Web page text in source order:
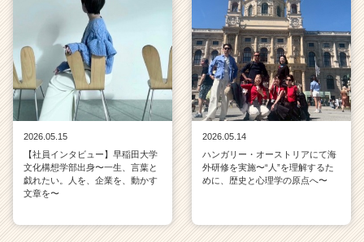
2026.05.15
【社員インタビュー】早稲田大学
文化構想学部出身〜一生、言葉と
戯れたい。人を、企業を、動かす
文章を〜
2026.05.14
ハンガリー・オーストリアにて海
外研修を実施〜“人”を理解するた
めに、歴史と心理学の原点へ〜